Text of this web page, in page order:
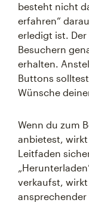
besteht nicht
erfahren“
erledigt ist.
Besuchern
erhalten.
Buttons
Wünsche
Wenn du zum
anbietest,
Leitfaden
verkaufst, wirkt
ansprechender